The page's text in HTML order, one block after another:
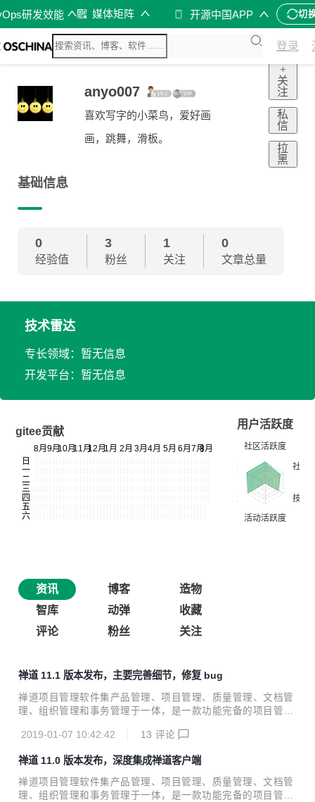
研发效能 媒体矩阵 开源中国APP 切
登录
anyo007
喜欢写字的小菜鸟，爱好画
画，跳舞，滑板。
+
关
注
私
信
拉
黑
基础信息
0
经验值
3
粉丝
1
关注
0
文章总量
技术雷达
专长领域：暂无信息
开发平台：暂无信息
gitee贡献
用户活跃度
资讯 博客
造物
智库
动弹
收藏
评论
粉丝 关注
禅道 11.1 版本发布，主要完善细节，修复 bug
禅道项目管理软件集产品管理、项目管理、质量管理、文档管
理、组织管理和事务管理于一体，是一款功能完备的项目管理
entao.net 禅道项目管理软件11.1 版本发布，该版本主要完善
入框功能异常 5202 看板高度问题 5201 后台自定义存在注入
问题 5200 组织用户查看由某个用户完成的bug，数据不准确
5199 测试单的用例分组显示问题 5198 区块工时统计问题 51
2019-01-07 10:42:42 13 评论
禅道 11.0 版本发布，深度集成禅道客户端
禅道项目管理软件集产品管理、项目管理、质量管理、文档管
理、组织管理和事务管理于一体，是一款功能完备的项目管理